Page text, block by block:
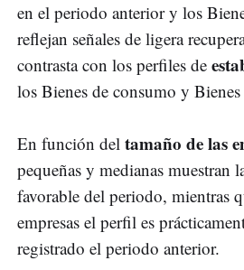
en el periodo anterior y los
reflejan señales de ligera
contrasta con los perfiles de
los Bienes de consumo y
En función del tamaño de las
pequeñas y medianas muestran
favorable del periodo, mientras
empresas el perfil es
registrado el periodo anterior.